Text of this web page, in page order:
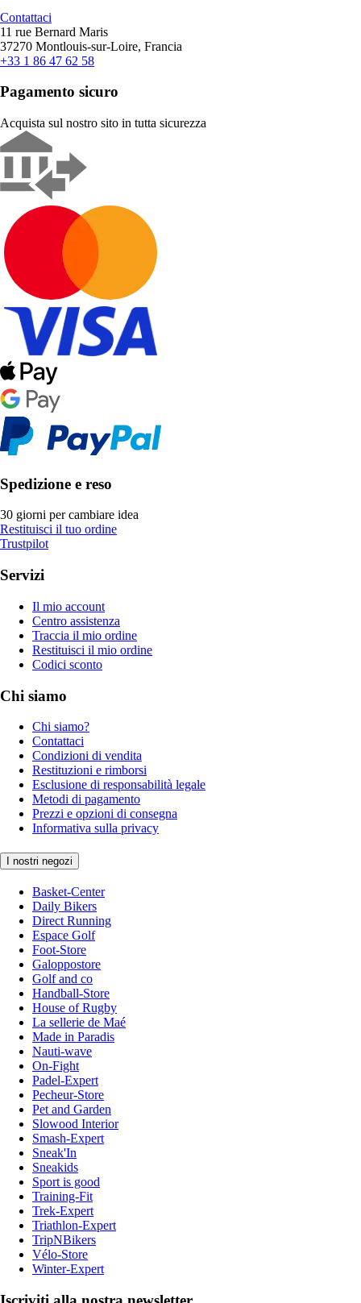
Contattaci
11 rue Bernard Maris
37270 Montlouis-sur-Loire, Francia
+33 1 86 47 62 58
Pagamento sicuro
Acquista sul nostro sito in tutta sicurezza
Spedizione e reso
30 giorni per cambiare idea
Restituisci il tuo ordine
Trustpilot
Servizi
Il mio account
Centro assistenza
Traccia il mio ordine
Restituisci il mio ordine
Codici sconto
Chi siamo
Chi siamo?
Contattaci
Condizioni di vendita
Restituzioni e rimborsi
Esclusione di responsabilità legale
Metodi di pagamento
Prezzi e opzioni di consegna
Informativa sulla privacy
I nostri negozi
Basket-Center
Daily Bikers
Direct Running
Espace Golf
Foot-Store
Galoppostore
Golf and co
Handball-Store
House of Rugby
La sellerie de Maé
Made in Paradis
Nauti-wave
On-Fight
Padel-Expert
Pecheur-Store
Pet and Garden
Slowood Interior
Smash-Expert
Sneak'In
Sneakids
Sport is good
Training-Fit
Trek-Expert
Triathlon-Expert
TripNBikers
Vélo-Store
Winter-Expert